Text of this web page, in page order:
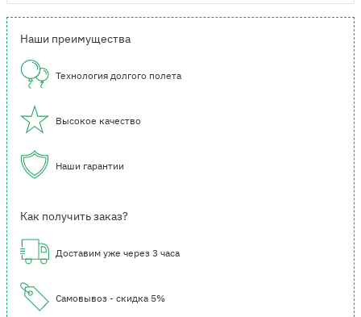
Наши преимущества
Технология долгого полета
Высокое качество
Наши гарантии
Как получить заказ?
Доставим уже через 3 часа
Самовывоз - скидка 5%